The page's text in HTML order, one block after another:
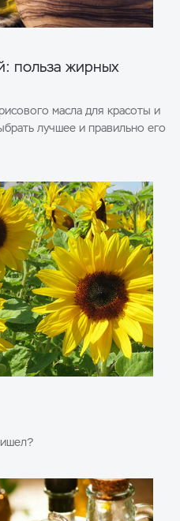
польза жирных
масла для красоты и
лучшее и правильно его